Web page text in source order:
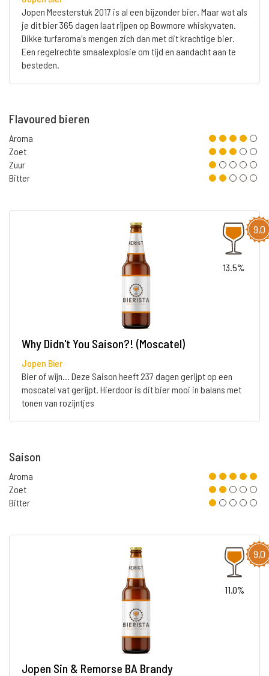
Jopen Meesterstuk 2017 is al een bijzonder bier. Maar wat als
je dit bier 365 dagen laat rijpen op Bowmore whiskyvaten.
Dikke turfaroma's mengen zich dan met dit krachtige bier.
Een regelrechte smaalexplosie om tijd en aandacht aan te
besteden.
Flavoured bieren
Aroma
Zoet
Zuur
Bitter
9,0
13.5%
Why Didn't You Saison?! (Moscatel)
Jopen Bier
Bier of wijn... Deze Saison heeft 237 dagen gerijpt op een
moscatel vat gerijpt. Hierdoor is dit bier mooi in balans met
tonen van rozijntjes
Saison
Aroma
Zoet
Bitter
9,0
11.0%
Jopen Sin & Remorse BA Brandy